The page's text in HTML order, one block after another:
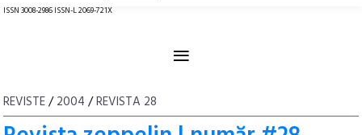
ISSN 3008-2986 ISSN-L 2069-721X
≡
REVISTE/2004 /REVISTA 28